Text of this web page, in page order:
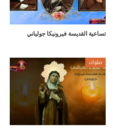
تساعية القديسة فيرونيكا جولياني
صلوات